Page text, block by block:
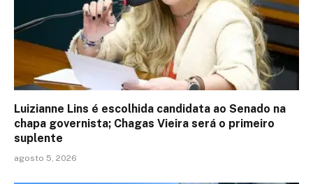
Luizianne Lins é escolhida candidata ao Senado na
chapa governista; Chagas Vieira será o primeiro
suplente
agosto 5, 2026